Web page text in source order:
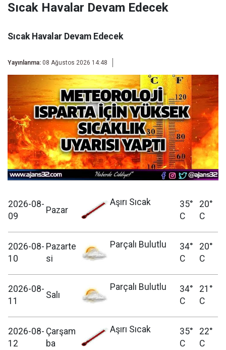
Sıcak Havalar Devam Edecek
Sıcak Havalar Devam Edecek
Yayınlanma: 08 Ağustos 2026 14:48
2026-08-
09
Pazar
Aşırı Sıcak
35°
C
20°
C
2026-08-
10
Pazarte
si
Parçalı Bulutlu
34°
C
20°
C
2026-08-
11
Salı
Parçalı Bulutlu
34°
C
21°
C
2026-08-
12
Çarşam
ba
Aşırı Sıcak
35°
C
22°
C